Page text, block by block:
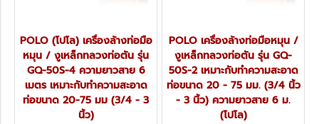
POLO (โปโล) เครื่องล้างท่อมือ
หมุน / งูเหล็กทลวงท่อตัน รุ่น
GQ-50S-4 ความยาวสาย 6
เมตร เหมาะกับทำความสะอาด
ท่อขนาด 20-75 มม (3/4 - 3
นิ้ว)
POLO เครื่องล้างท่อมือหมุน /
งูเหล็กทลวงท่อตัน รุ่น GQ-
50S-2 เหมาะกับทำความสะอาด
ท่อขนาด 20 - 75 มม. (3/4 นิ้ว
- 3 นิ้ว) ความยาวสาย 6 ม.
(โปโล)